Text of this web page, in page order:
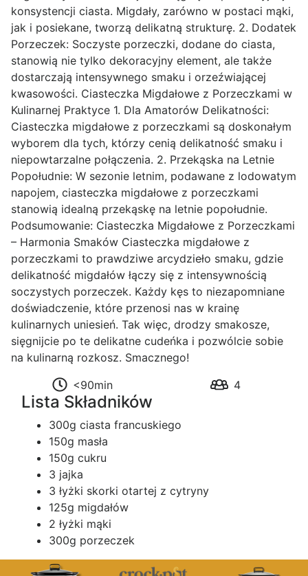
konsystencji ciasta. Migdały, zarówno w postaci mąki,
jak i posiekane, tworzą delikatną strukturę. 2. Dodatek
Porzeczek: Soczyste porzeczki, dodane do ciasta,
stanowią nie tylko dekoracyjny element, ale także
dostarczają intensywnego smaku i orzeźwiającej
kwasowości. Ciasteczka Migdałowe z Porzeczkami w
Kulinarnej Praktyce 1. Dla Amatorów Delikatności:
Ciasteczka migdałowe z porzeczkami są doskonałym
wyborem dla tych, którzy cenią delikatność smaku i
niepowtarzalne połączenia. 2. Przekąska na Letnie
Popołudnie: W sezonie letnim, podawane z lodowatym
napojem, ciasteczka migdałowe z porzeczkami
stanowią idealną przekąskę na letnie popołudnie.
Podsumowanie: Ciasteczka Migdałowe z Porzeczkami
– Harmonia Smaków Ciasteczka migdałowe z
porzeczkami to prawdziwe arcydzieło smaku, gdzie
delikatność migdałów łączy się z intensywnością
soczystych porzeczek. Każdy kęs to niezapomniane
doświadczenie, które przenosi nas w krainę
kulinarnych uniesień. Tak więc, drodzy smakosze,
sięgnijcie po te delikatne cudeńka i pozwólcie sobie
na kulinarną rozkosz. Smacznego!
<90min
4
Lista Składników
300g ciasta francuskiego
150g masła
150g cukru
3 jajka
3 łyżki skorki otartej z cytryny
125g migdałów
2 łyżki mąki
300g porzeczek